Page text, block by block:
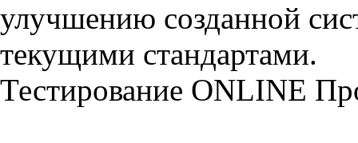
улучшению созданной
текущими стандартами.
Тестирование ONLINE